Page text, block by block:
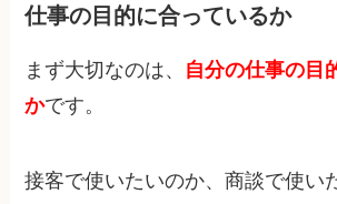
仕事の目的に合っているか
まず大切なのは、 自分の仕事の目
かです。
接客で使いたいのか、商談で使い